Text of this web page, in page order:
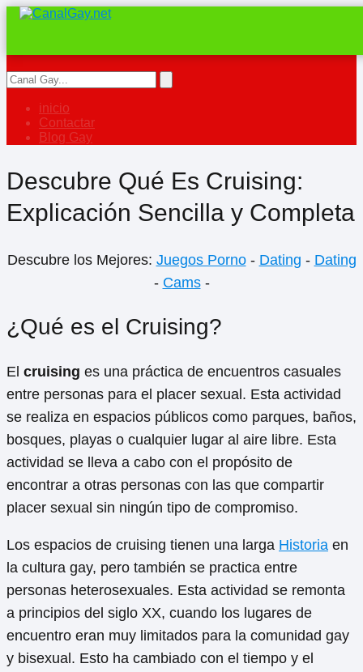
inicio
Contactar
Blog Gay
Descubre Qué Es Cruising:
Explicación Sencilla y Completa
Descubre los Mejores: Juegos Porno- Dating - Dating
- Cams-
¿Qué es el Cruising?
El cruising es una práctica de encuentros casuales
entre personas para el placer sexual. Esta actividad
se realiza en espacios públicos como parques, baños,
bosques, playas o cualquier lugar al aire libre. Esta
actividad se lleva a cabo con el propósito de
encontrar a otras personas con las que compartir
placer sexual sin ningún tipo de compromiso.
Los espacios de cruising tienen una larga Historia en
la cultura gay, pero también se practica entre
personas heterosexuales. Esta actividad se remonta
a principios del siglo XX, cuando los lugares de
encuentro eran muy limitados para la comunidad gay
y bisexual. Esto ha cambiado con el tiempo y el